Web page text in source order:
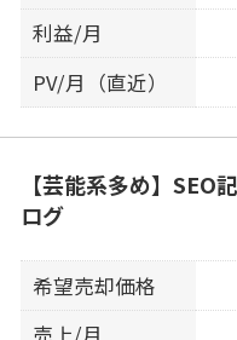
利益/月
PV/月（直近）
【芸能系多め】SEO
ログ
希望売却価格